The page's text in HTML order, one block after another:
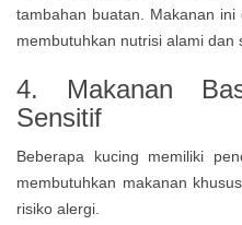
tambahan buatan. Makanan
membutuhkan nutrisi alami dan
4. Makanan
Sensitif
Beberapa kucing memiliki
membutuhkan makanan
risiko alergi.